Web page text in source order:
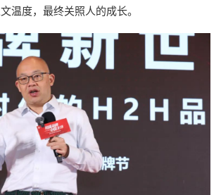
温度，最终关照人的成长。